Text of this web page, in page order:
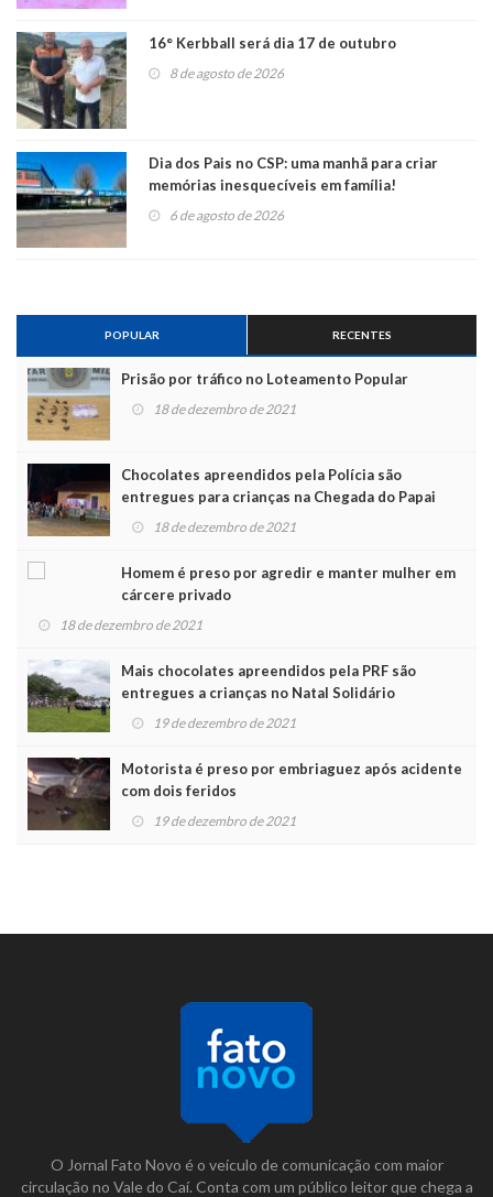
16° Kerbball será dia 17 de outubro
8 de agosto de 2026
Dia dos Pais no CSP: uma manhã para criar
memórias inesquecíveis em família!
6 de agosto de 2026
POPULAR RECENTES
Prisão por tráfico no Loteamento Popular
18 de dezembro de 2021
Chocolates apreendidos pela Polícia são
entregues para crianças na Chegada do Papai
Noel
18 de dezembro de 2021
Homem é preso por agredir e manter mulher em
cárcere privado
18 de dezembro de 2021
Mais chocolates apreendidos pela PRF são
entregues a crianças no Natal Solidário
19 de dezembro de 2021
Motorista é preso por embriaguez após acidente
com dois feridos
19 de dezembro de 2021
O Jornal Fato Novo é o veículo de comunicação com maior
circulação no Vale do Caí. Conta com um público leitor que chega a